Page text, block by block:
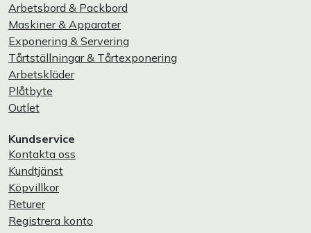
Arbetsbord & Packbord
Maskiner & Apparater
Exponering & Servering
Tårtställningar & Tårtexponering
Arbetskläder
Plåtbyte
Outlet
Kundservice
Kontakta oss
Kundtjänst
Köpvillkor
Returer
Registrera konto